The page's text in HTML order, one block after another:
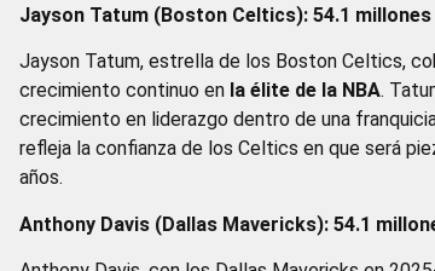
Jayson Tatum (Boston Celtics): 54.1
Jayson Tatum, estrella de los Boston Celtics,
crecimiento continuo en la élite de la NBA.
crecimiento en liderazgo dentro de una
refleja la confianza de los Celtics en que será
años.
Anthony Davis (Dallas Mavericks): 54.1